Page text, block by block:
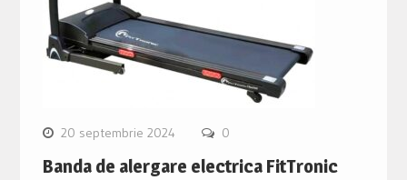
20 septembrie 2024 0
Banda de alergare electrica FitTronic